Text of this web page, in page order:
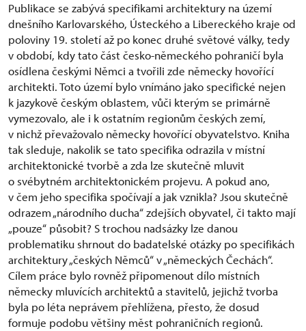
Publikace se zabývá specifikami architektury na území
dnešního Karlovarského, Ústeckého a Libereckého kraje od
poloviny 19. století až po konec druhé světové války, tedy
v období, kdy tato část česko-německého pohraničí byla
osídlena českými Němci a tvořili zde německy hovořící
architekti. Toto území bylo vnímáno jako specifické nejen
k jazykově českým oblastem, vůči kterým se primárně
vymezovalo, ale i k ostatním regionům českých zemí,
v nichž převažovalo německy hovořící obyvatelstvo. Kniha
tak sleduje, nakolik se tato specifika odrazila v místní
architektonické tvorbě a zda lze skutečně mluvit
o svébytném architektonickém projevu. A pokud ano,
v čem jeho specifika spočívají a jak vznikla? Jsou skutečně
odrazem „národního ducha“ zdejších obyvatel, či takto mají
„pouze“ působit? S trochou nadsázky lze danou
problematiku shrnout do badatelské otázky po specifikách
architektury „českých Němců“ v „německých Čechách“.
Cílem práce bylo rovněž připomenout dílo místních
německy mluvících architektů a stavitelů, jejichž tvorba
byla po léta neprávem přehlížena, přesto, že dosud
formuje podobu většiny měst pohraničních regionů.